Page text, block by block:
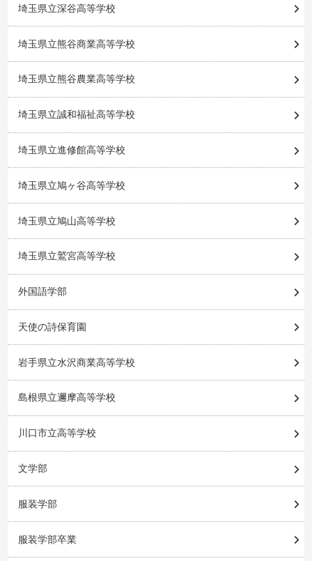
埼玉県立深谷高等学校
埼玉県立熊谷商業高等学校
埼玉県立熊谷農業高等学校
埼玉県立誠和福祉高等学校
埼玉県立進修館高等学校
埼玉県立鳩ヶ谷高等学校
埼玉県立鳩山高等学校
埼玉県立鷲宮高等学校
外国語学部
天使の詩保育園
岩手県立水沢商業高等学校
島根県立邇摩高等学校
川口市立高等学校
文学部
服装学部
服装学部卒業